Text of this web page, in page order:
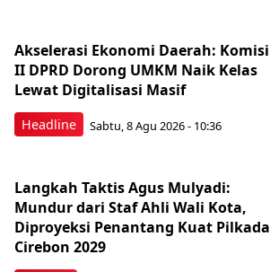
Headline
Akselerasi Ekonomi Daerah: Komisi
II DPRD Dorong UMKM Naik Kelas
Lewat Digitalisasi Masif
Sabtu, 8 Agu 2026 - 10:36
Langkah Taktis Agus Mulyadi:
Mundur dari Staf Ahli Wali Kota,
Diproyeksi Penantang Kuat Pilkada
Cirebon 2029